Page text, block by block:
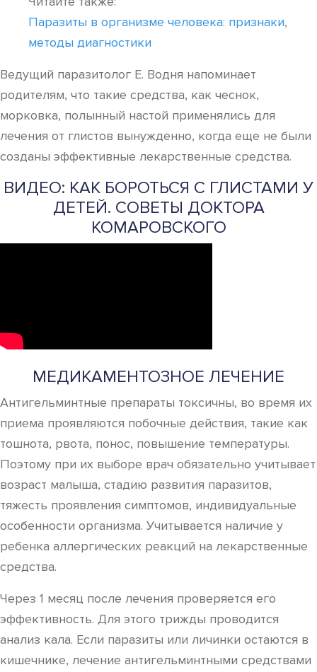
Паразиты в организме человека: признаки,
методы диагностики
Ведущий паразитолог Е. Водня напоминает
родителям, что такие средства, как чеснок,
морковка, полынный настой применялись для
лечения от глистов вынужденно, когда еще не были
созданы эффективные лекарственные средства.
ВИДЕО: КАК БОРОТЬСЯ С ГЛИСТАМИ У
ДЕТЕЙ. СОВЕТЫ ДОКТОРА
КОМАРОВСКОГО
МЕДИКАМЕНТОЗНОЕ ЛЕЧЕНИЕ
Антигельминтные препараты токсичны, во время их
приема проявляются побочные действия, такие как
тошнота, рвота, понос, повышение температуры.
Поэтому при их выборе врач обязательно учитывает
возраст малыша, стадию развития паразитов,
тяжесть проявления симптомов, индивидуальные
особенности организма. Учитывается наличие у
ребенка аллергических реакций на лекарственные
средства.
Через 1 месяц после лечения проверяется его
эффективность. Для этого трижды проводится
анализ кала. Если паразиты или личинки остаются в
кишечнике, лечение антигельминтными средствами